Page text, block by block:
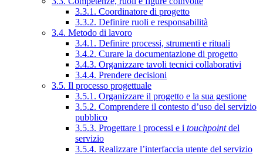
3.3.1. Coordinatore di progetto
3.3.2. Definire ruoli e responsabilità
3.4. Metodo di lavoro
3.4.1. Definire processi, strumenti e rituali
3.4.2. Curare la documentazione di progetto
3.4.3. Organizzare tavoli tecnici collaborativi
3.4.4. Prendere decisioni
3.5. Il processo progettuale
3.5.1. Organizzare il progetto e la sua gestione
3.5.2. Comprendere il contesto d’uso del servizio
pubblico
3.5.3. Progettare i processi e i touchpointdel
servizio
3.5.4. Realizzare l’interfaccia utente del servizio